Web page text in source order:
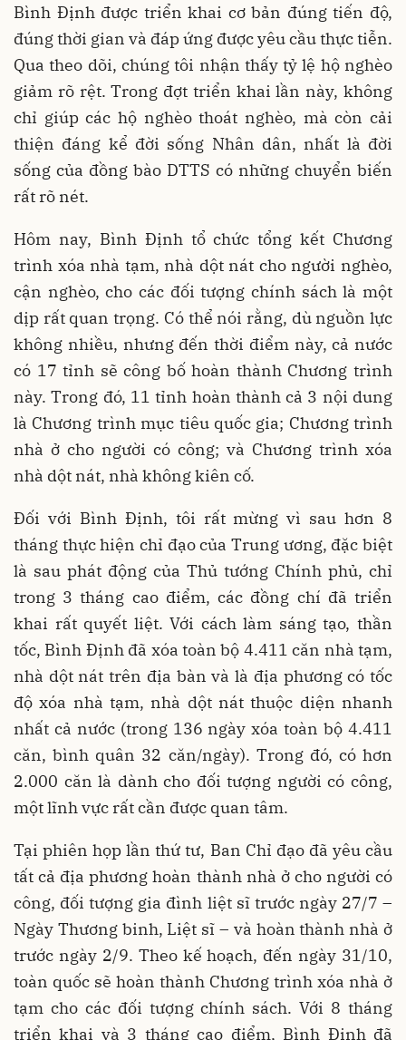
Bình Định được triển khai cơ bản đúng tiến độ,
đúng thời gian và đáp ứng được yêu cầu thực tiễn.
Qua theo dõi, chúng tôi nhận thấy tỷ lệ hộ nghèo
giảm rõ rệt. Trong đợt triển khai lần này, không
chỉ giúp các hộ nghèo thoát nghèo, mà còn cải
thiện đáng kể đời sống Nhân dân, nhất là đời
sống của đồng bào DTTS có những chuyển biến
rất rõ nét.
Hôm nay, Bình Định tổ chức tổng kết Chương
trình xóa nhà tạm, nhà dột nát cho người nghèo,
cận nghèo, cho các đối tượng chính sách là một
dịp rất quan trọng. Có thể nói rằng, dù nguồn lực
không nhiều, nhưng đến thời điểm này, cả nước
có 17 tỉnh sẽ công bố hoàn thành Chương trình
này. Trong đó, 11 tỉnh hoàn thành cả 3 nội dung
là Chương trình mục tiêu quốc gia; Chương trình
nhà ở cho người có công; và Chương trình xóa
nhà dột nát, nhà không kiên cố.
Đối với Bình Định, tôi rất mừng vì sau hơn 8
tháng thực hiện chỉ đạo của Trung ương, đặc biệt
là sau phát động của Thủ tướng Chính phủ, chỉ
trong 3 tháng cao điểm, các đồng chí đã triển
khai rất quyết liệt. Với cách làm sáng tạo, thần
tốc, Bình Định đã xóa toàn bộ 4.411 căn nhà tạm,
nhà dột nát trên địa bàn và là địa phương có tốc
độ xóa nhà tạm, nhà dột nát thuộc diện nhanh
nhất cả nước (trong 136 ngày xóa toàn bộ 4.411
căn, bình quân 32 căn/ngày). Trong đó, có hơn
2.000 căn là dành cho đối tượng người có công,
một lĩnh vực rất cần được quan tâm.
Tại phiên họp lần thứ tư, Ban Chỉ đạo đã yêu cầu
tất cả địa phương hoàn thành nhà ở cho người có
công, đối tượng gia đình liệt sĩ trước ngày 27/7 –
Ngày Thương binh, Liệt sĩ – và hoàn thành nhà ở
trước ngày 2/9. Theo kế hoạch, đến ngày 31/10,
toàn quốc sẽ hoàn thành Chương trình xóa nhà ở
tạm cho các đối tượng chính sách. Với 8 tháng
triển khai và 3 tháng cao điểm, Bình Định đã